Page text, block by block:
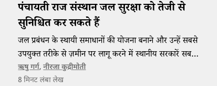
पंचायती राज संस्थान जल सुरक्षा को तेजी से
सुनिश्चित कर सकते हैं
जल प्रबंधन के स्थायी समाधानों की योजना बनाने और उन्हें सबसे
उपयुक्त तरीके से ज़मीन पर लागू करने में स्थानीय सरकारें सबसे
कारगर हो सकती हैं।
ऋषु गर्ग,नीरजा कुद्रीमोती
8 मिनट लंबा लेख